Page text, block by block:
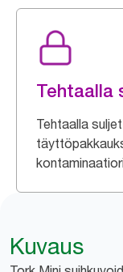
Tehtaalla
Tehtaalla
Kuvaus